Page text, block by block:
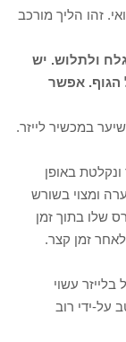
זהו הליך מורכב
ולתלוש. יש
הגוף. אפשר
במכשיר לייזר.
באופן
ומצוי בשורש
שלו בתוך זמן
זמן קצר.
עשוי
על-ידי רוב